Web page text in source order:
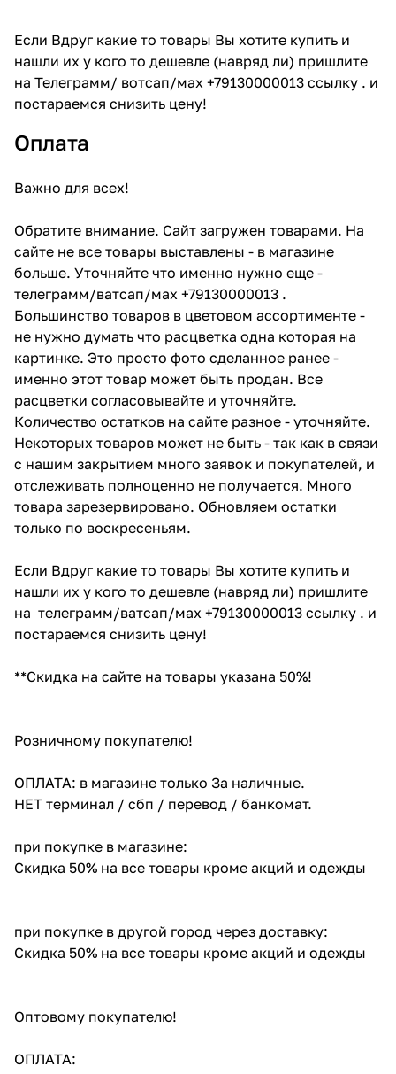
Если Вдруг какие то товары Вы хотите купить и
нашли их у кого то дешевле (навряд ли) пришлите
на Телеграмм/ вотсап/мах +79130000013 ссылку . и
постараемся снизить цену!
Оплата
Важно для всех!
Обратите внимание. Сайт загружен товарами. На
сайте не все товары выставлены - в магазине
больше. Уточняйте что именно нужно еще -
телеграмм/ватсап/мах +79130000013 .
Большинство товаров в цветовом ассортименте -
не нужно думать что расцветка одна которая на
картинке. Это просто фото сделанное ранее -
именно этот товар может быть продан. Все
расцветки согласовывайте и уточняйте.
Количество остатков на сайте разное - уточняйте.
Некоторых товаров может не быть - так как в связи
с нашим закрытием много заявок и покупателей, и
отслеживать полноценно не получается. Много
товара зарезервировано. Обновляем остатки
только по воскресеньям.
Если Вдруг какие то товары Вы хотите купить и
нашли их у кого то дешевле (навряд ли) пришлите
на телеграмм/ватсап/мах +79130000013 ссылку . и
постараемся снизить цену!
**Скидка на сайте на товары указана 50%!
Розничному покупателю!
ОПЛАТА: в магазине только За наличные.
НЕТ терминал / сбп / перевод / банкомат.
при покупке в магазине:
Скидка 50% на все товары кроме акций и одежды
при покупке в другой город через доставку:
Скидка 50% на все товары кроме акций и одежды
Оптовому покупателю!
ОПЛАТА: